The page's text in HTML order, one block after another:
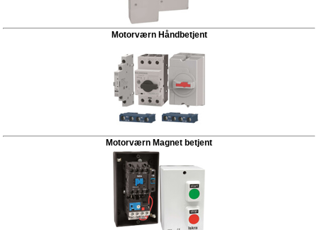
Motorværn Håndbetjent
Motorværn Magnet betjent